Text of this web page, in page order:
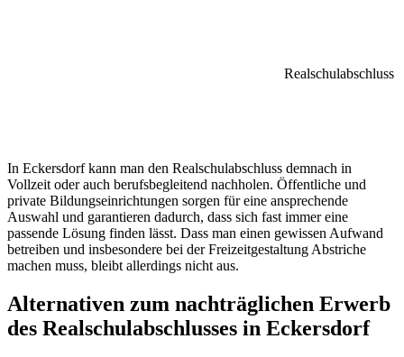
Realschulabschluss
In Eckersdorf kann man den Realschulabschluss demnach in
Vollzeit oder auch berufsbegleitend nachholen. Öffentliche und
private Bildungseinrichtungen sorgen für eine ansprechende
Auswahl und garantieren dadurch, dass sich fast immer eine
passende Lösung finden lässt. Dass man einen gewissen Aufwand
betreiben und insbesondere bei der Freizeitgestaltung Abstriche
machen muss, bleibt allerdings nicht aus.
Alternativen zum nachträglichen Erwerb
des Realschulabschlusses in Eckersdorf